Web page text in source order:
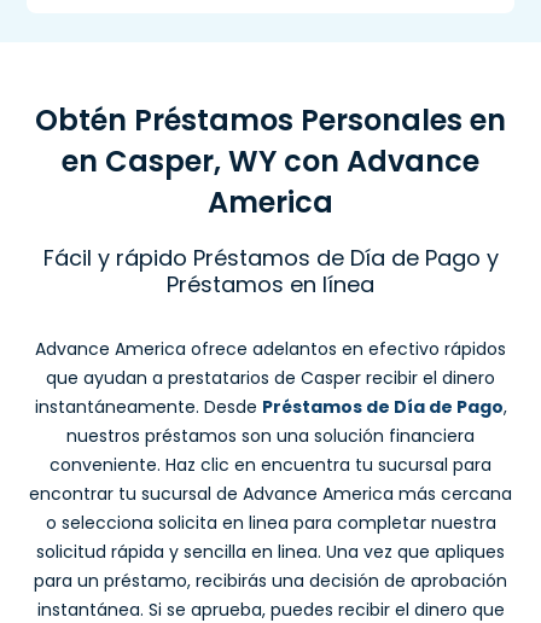
Obtén Préstamos Personales en
en Casper, WY con Advance
America
Fácil y rápido Préstamos de Día de Pago y
Préstamos en línea
Advance America ofrece adelantos en efectivo rápidos
que ayudan a prestatarios de Casper recibir el dinero
instantáneamente. Desde Préstamos de Día de Pago,
nuestros préstamos son una solución financiera
conveniente. Haz clic en encuentra tu sucursal para
encontrar tu sucursal de Advance America más cercana
o selecciona solicita en linea para completar nuestra
solicitud rápida y sencilla en linea. Una vez que apliques
para un préstamo, recibirás una decisión de aprobación
instantánea. Si se aprueba, puedes recibir el dinero que